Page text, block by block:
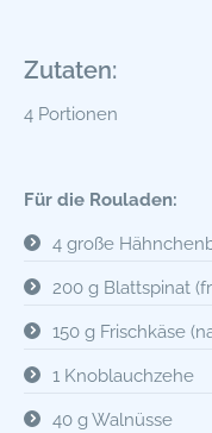
Zutaten:
4 Portionen
Für die Rouladen:
4 große
200 g Blattspinat
150 g Frischkäse
1 Knoblauchzehe
40 g Walnüsse